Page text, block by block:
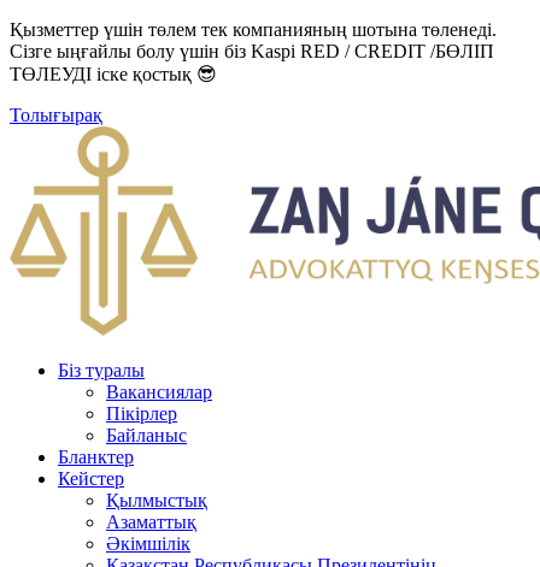
Қызметтер үшін төлем тек компанияның шотына төленеді.
Сізге ыңғайлы болу үшін біз Kaspi RED / CREDIT /БӨЛІП
ТӨЛЕУДІ іске қостық 😎
Толығырақ
Біз туралы
Вакансиялар
Пікірлер
Байланыс
Бланктер
Кейстер
Қылмыстық
Азаматтық
Әкімшілік